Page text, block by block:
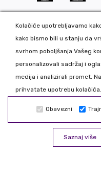
Kolačiće upotrebljavamo
kako bismo bili u stanju da
svrhom poboljšanja Vašeg
personalizovali sadržaj i
medija i analizirali promet.
prihvatate upotrebu kolačića.
Obavezni
Saznaj više
Copyright 2020 DekorDom
development:
Izrada internet
isključivo u našoj kompaniji